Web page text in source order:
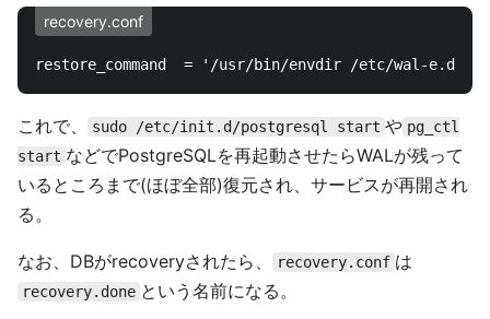
recovery.conf
これで、 sudo /etc/init.d/postgresql start や pg_ctl
start などでPostgreSQLを再起動させたらWALが残って
いるところまで(ほぼ全部)復元され、サービスが再開され
る。
なお、DBがrecoveryされたら、 recovery.conf は
recovery.done という名前になる。